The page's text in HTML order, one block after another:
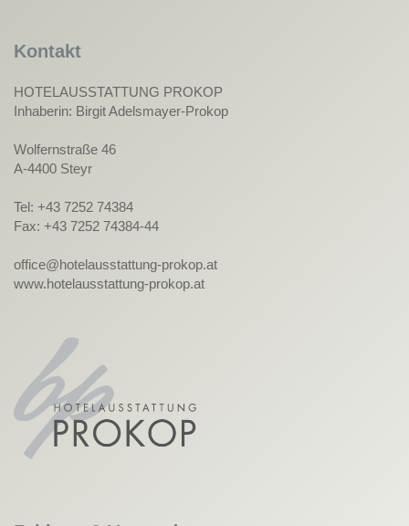
Kontakt
HOTELAUSSTATTUNG PROKOP
Inhaberin: Birgit Adelsmayer-Prokop
Wolfernstraße 46
A-4400 Steyr
Tel: +43 7252 74384
Fax: +43 7252 74384-44
office@hotelausstattung-prokop.at
www.hotelausstattung-prokop.at